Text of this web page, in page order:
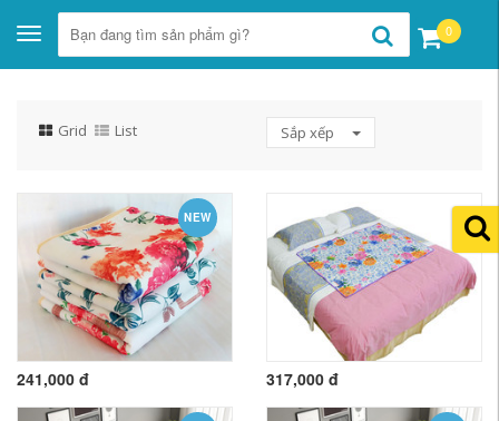
Toggle
navigation
0
Grid List Sắp xếp
NEW
241,000 đ 317,000 đ